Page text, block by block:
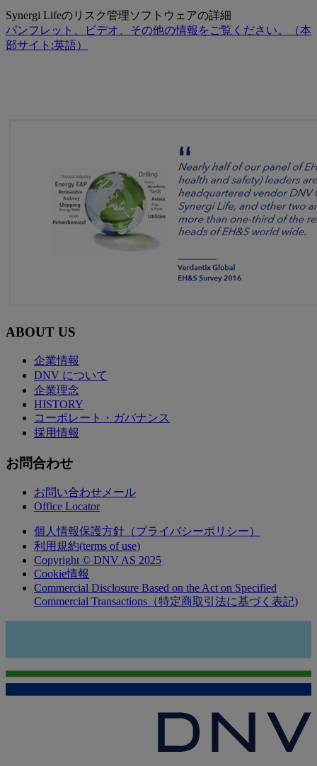
Synergi Lifeのリスク管理ソフトウェアの詳細
パンフレット、ビデオ、その他の情報をご覧ください。（本
部サイト:英語）
ABOUT US
企業情報
DNV について
企業理念
HISTORY
コーポレート・ガバナンス
採用情報
お問合わせ
お問い合わせメール
Office Locator
個人情報保護方針（プライバシーポリシー）
利用規約(terms of use)
Copyright © DNV AS 2025
Cookie情報
Commercial Disclosure Based on the Act on Specified
Commercial Transactions（特定商取引法に基づく表記)